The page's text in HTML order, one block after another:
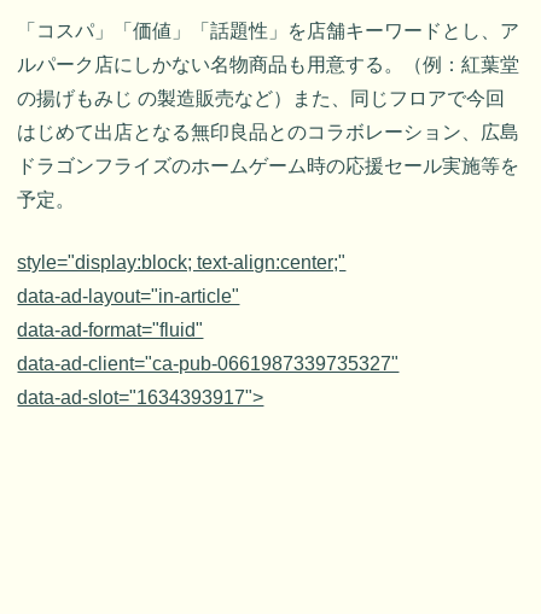
「コスパ」「価値」「話題性」を店舗キーワードとし、ア
ルパーク店にしかない名物商品も用意する。（例：紅葉堂
の揚げもみじ の製造販売など）また、同じフロアで今回
はじめて出店となる無印良品とのコラボレーション、広島
ドラゴンフライズのホームゲーム時の応援セール実施等を
予定。
style="display:block; text-align:center;"
data-ad-layout="in-article"
data-ad-format="fluid"
data-ad-client="ca-pub-0661987339735327"
data-ad-slot="1634393917">